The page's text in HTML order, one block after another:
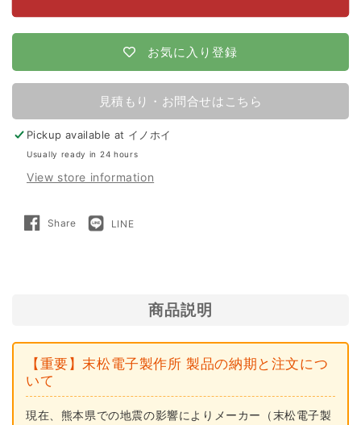
り】
松
電
製
所
ッ
タ
ー
エ
り】
末
松
電
製
所
ッ
タ
エ
お気に入り登録
見積もり・お問合せはこちら
Pickup available at イノホイ
Usually ready in 24 hours
View store information
ShareShare
LINELINE
で
商品説明
【重要】末松電子製作所 製品の納期と注文につ
いて
現在、熊本県での地震の影響によりメーカー（末松電子製